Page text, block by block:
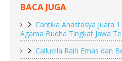
BACA JUGA
Cantika Anastasya Juara
Agama Budha Tingkat Jawa
Calluella Raih Emas dan